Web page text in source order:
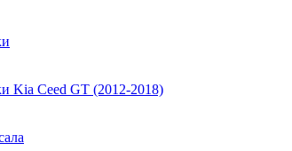
Kia Ceed GT (2012-2018)